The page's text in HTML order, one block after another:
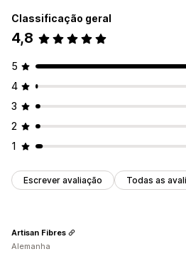
Classificação geral
4,8
5
4
3
2
1
Escrever avaliação Todas as
Artisan Fibres
Alemanha